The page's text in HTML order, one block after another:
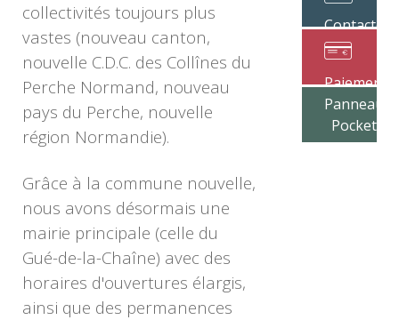
collectivités toujours plus
vastes (nouveau canton,
nouvelle C.D.C. des Collînes du
Perche Normand, nouveau
pays du Perche, nouvelle
région Normandie).
Grâce à la commune nouvelle,
nous avons désormais une
mairie principale (celle du
Gué-de-la-Chaîne) avec des
horaires d'ouvertures élargis,
ainsi que des permanences
Contactez
votre
Paiement
en ligne
Panneau
Pocket